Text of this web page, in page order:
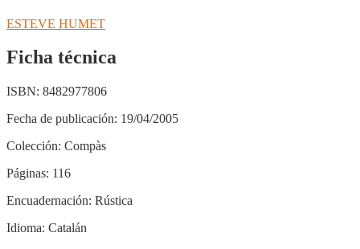
ESTEVE HUMET
Ficha técnica
ISBN: 8482977806
Fecha de publicación: 19/04/2005
Colección: Compàs
Páginas: 116
Encuadernación: Rústica
Idioma: Catalán